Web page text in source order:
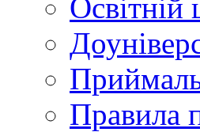
Правила